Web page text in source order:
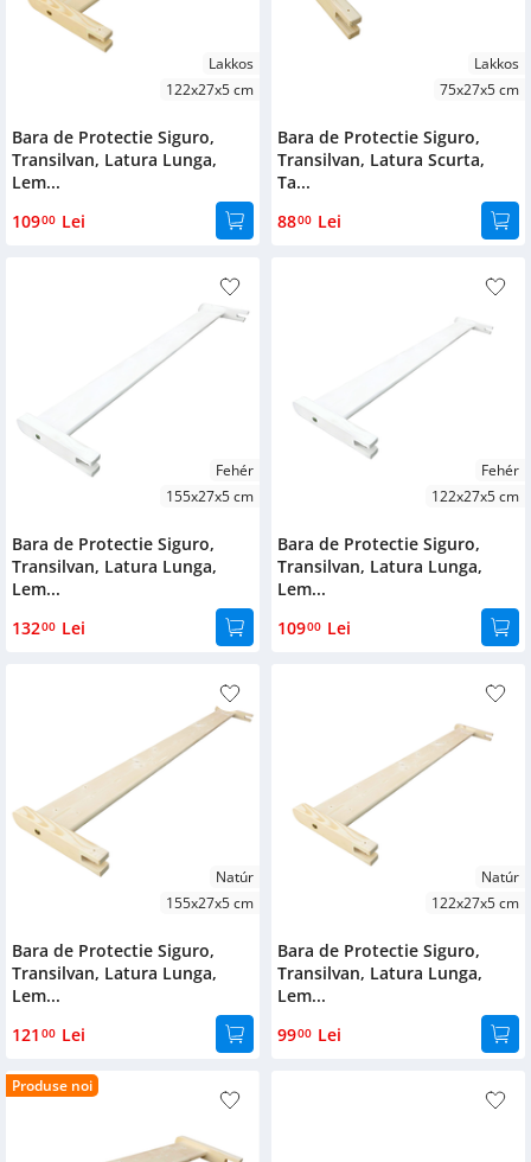
Lakkos
122x27x5 cm
Bara de Protectie Siguro,
Transilvan, Latura Lunga,
Lem...
10900 Lei
Lakkos
75x27x5 cm
Bara de Protectie Siguro,
Transilvan, Latura Scurta,
Ta...
8800 Lei
Fehér
155x27x5 cm
Bara de Protectie Siguro,
Transilvan, Latura Lunga,
Lem...
13200 Lei
Fehér
122x27x5 cm
Bara de Protectie Siguro,
Transilvan, Latura Lunga,
Lem...
10900 Lei
Natúr
155x27x5 cm
Bara de Protectie Siguro,
Transilvan, Latura Lunga,
Lem...
121 00 Lei
Natúr
122x27x5 cm
Bara de Protectie Siguro,
Transilvan, Latura Lunga,
Lem...
9900 Lei
Produse noi